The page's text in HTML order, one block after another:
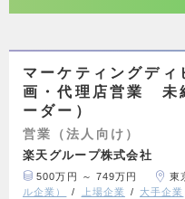
マーケティングディ
画・代理店営業 未
ーダー）
営業（法人向け）
楽天グループ株式会社
500万円 ～ 749万円 東
ル企業）
上場企業 大手企業